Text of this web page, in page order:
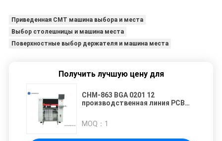
Приведенная СМТ машина выбора и места
Выбор столешницы и машина места
Поверхностные выбор держателя и машина места
Получить лучшую цену для
CHM-863 BGA 0201 12
производственная линия PCB
MOQ： 1